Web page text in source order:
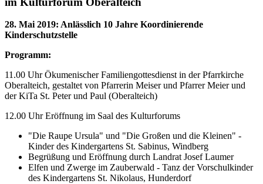
28. Mai 2019: Anlässlich 10 Jahre Koordinierende
Kinderschutzstelle
Programm:
11.00 Uhr Ökumenischer Familiengottesdienst in der Pfarrkirche
Oberalteich, gestaltet von Pfarrerin Meiser und Pfarrer Meier und
der KiTa St. Peter und Paul (Oberalteich)
12.00 Uhr Eröffnung im Saal des Kulturforums
"Die Raupe Ursula" und "Die Großen und die Kleinen" -
Kinder des Kindergartens St. Sabinus, Windberg
Begrüßung und Eröffnung durch Landrat Josef Laumer
Elfen und Zwerge im Zauberwald - Tanz der Vorschulkinder
des Kindergartens St. Nikolaus, Hunderdorf